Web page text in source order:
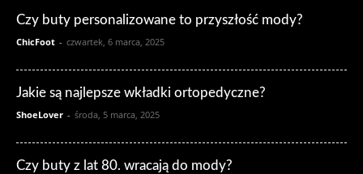
Czy buty personalizowane to przyszłość mody?
ChicFoot - czwartek, 6 marca, 2025
Jakie są najlepsze wkładki ortopedyczne?
ShoeLover - środa, 5 marca, 2025
Czy buty z lat 80. wracają do mody?